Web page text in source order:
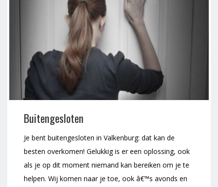
Buitengesloten
Je bent buitengesloten in Valkenburg: dat kan de
besten overkomen! Gelukkig is er een oplossing, ook
als je op dit moment niemand kan bereiken om je te
helpen. Wij komen naar je toe, ook â€™s avonds en